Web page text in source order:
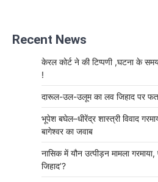
Recent News
केरल कोर्ट ने की टिप्पणी ,घटना के
!
दारूल-उल-उलूम का लव जिहाद पर
भूपेश बघेल–धीरेंद्र शास्त्री विवाद
बागेश्वर का जवाब
नासिक में यौन उत्पीड़न मामला गरमाया,
जिहाद’?